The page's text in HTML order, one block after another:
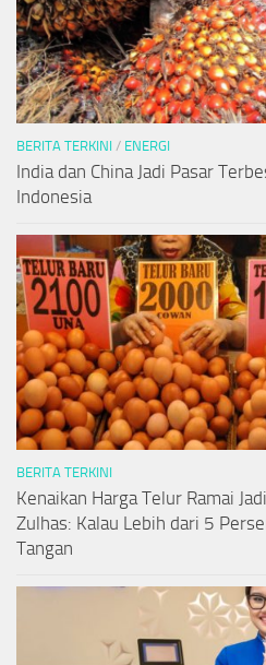
BERITA TERKINI / ENERGI
India dan China Jadi Pasar
Indonesia
BERITA TERKINI
Kenaikan Harga Telur Ramai
Zulhas: Kalau Lebih dari 5
Tangan